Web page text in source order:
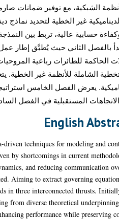
الشبكية، مع توفير ضمانات صارمة
غير الخطية لتحديد نماذج
حسابية عالية، تربط بين
بالفصل الثاني حيث يُطبَّق إطار
الحاكمة للطائرات رباعية
الشاملة للأنظمة غير الخطية.
يعرض الفصل الخامس
المستقبلية في الفصل
English
driven techniques for modeling and
by shortcomings in current
and reducing communication
Aiming to extract governing
in three interconnected thrusts.
from diverse theoretical
performance while preserving